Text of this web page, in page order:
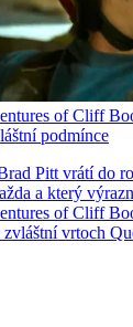
of Cliff
podmínce
Pitt vrátí do
a který
of Cliff
vrtoch